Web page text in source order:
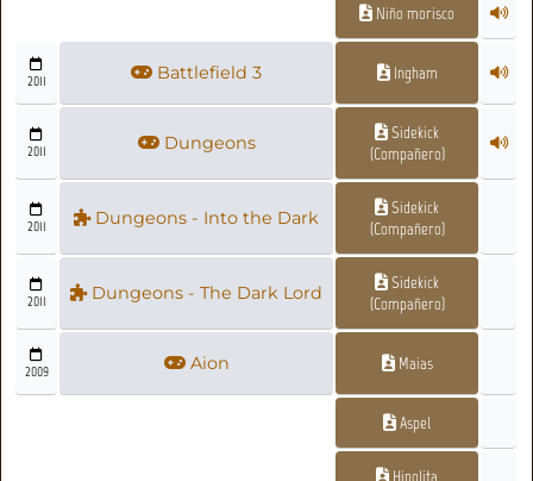
Niño morisco
2011 Battlefield 3 Ingham
2011 Dungeons
Sidekick
(Compañero)
2011 Dungeons - Into the Dark
Sidekick
(Compañero)
2011 Dungeons - The Dark Lord
Sidekick
(Compañero)
2009 Aion Maias
Aspel
Hipolita